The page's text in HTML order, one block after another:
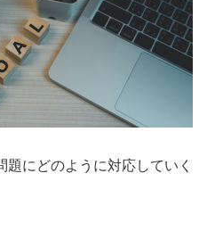
にどのように対応していく